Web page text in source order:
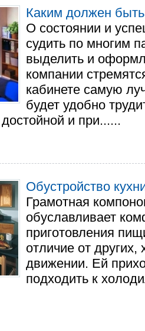
Каким должен
О состоянии и
судить по многим
выделить и
компании
кабинете самую
будет удобно
и при......
Обустройство
Грамотная
обуславливает
приготовления
отличие от других,
движении. Ей
подходить к